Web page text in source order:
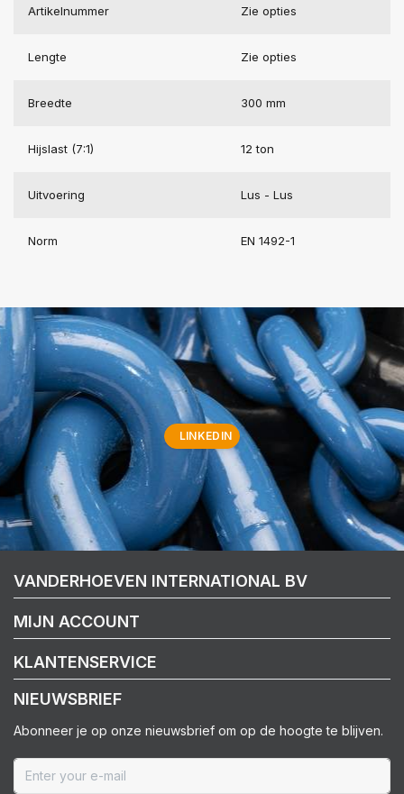
Artikelnummer Zie opties
Lengte Zie opties
Breedte 300 mm
Hijslast (7:1) 12 ton
Uitvoering Lus - Lus
Norm EN 1492-1
LINKEDIN
VANDERHOEVEN INTERNATIONAL BV
MIJN ACCOUNT
KLANTENSERVICE
NIEUWSBRIEF
Abonneer je op onze nieuwsbrief om op de hoogte te blijven.